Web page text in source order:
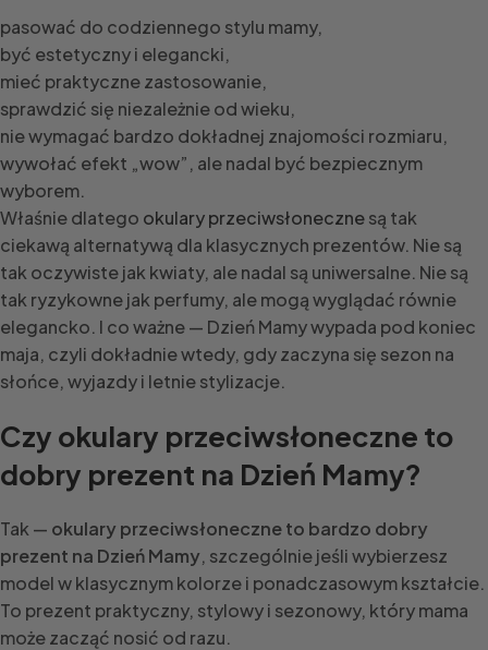
pasować do codziennego stylu mamy,
być estetyczny i elegancki,
mieć praktyczne zastosowanie,
sprawdzić się niezależnie od wieku,
nie wymagać bardzo dokładnej znajomości rozmiaru,
wywołać efekt „wow”, ale nadal być bezpiecznym
wyborem.
Właśnie dlatego okulary przeciwsłonecznesą tak
ciekawą alternatywą dla klasycznych prezentów. Nie są
tak oczywiste jak kwiaty, ale nadal są uniwersalne. Nie są
tak ryzykowne jak perfumy, ale mogą wyglądać równie
elegancko. I co ważne — Dzień Mamy wypada pod koniec
maja, czyli dokładnie wtedy, gdy zaczyna się sezon na
słońce, wyjazdy i letnie stylizacje.
Czy okulary przeciwsłoneczne to
dobry prezent na Dzień Mamy?
Tak — okulary przeciwsłoneczne to bardzo dobry
prezent na Dzień Mamy, szczególnie jeśli wybierzesz
model w klasycznym kolorze i ponadczasowym kształcie.
To prezent praktyczny, stylowy i sezonowy, który mama
może zacząć nosić od razu.